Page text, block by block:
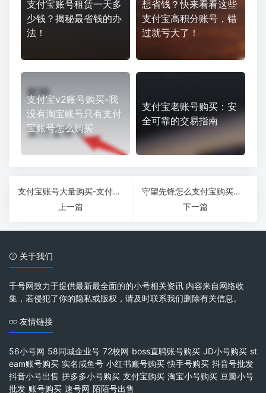
支付宝账号租赁一天多
少钱？揭秘最省钱的办
法！
想省钱？快来看看这些
支付宝高积分账号，错
过就亏大了！
支付宝v2账号购买-我
没有淘宝账号只有支付
宝账号怎么购买
支付宝老账号购买：安
全可靠的交易指南
支付宝账号大量购买-支付宝v3账号购买是真的那
上一篇
守望先锋怎么支付宝购买账号-守望先锋怎么购买，购买后他是不是给你一个账号
下一篇
关于我们
千号网致力于提供最新最全面的的小号相关资讯 内容来自网络收
集，若侵犯了你的隐私或版权，请及时联系我们删除有关信息。
友情链接
56小号网 58同城企业号 72校网 boss直聘账号购买 JD小号购买 st
eam账号购买 实名咸鱼号 小红书账号购买 快手号购买 抖音号批发
抖音小号出售 拼多多小号购买 支付宝购买 淘宝小号购买 豆瓣小号
批发 账号购买 速号网 陌陌号出售